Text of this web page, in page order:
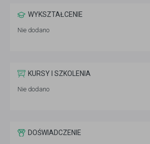
WYKSZTAŁCENIE
Nie dodano
KURSY I SZKOLENIA
Nie dodano
DOŚWIADCZENIE